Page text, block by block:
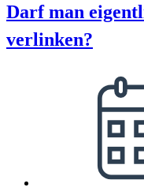
Darf man
verlinken?
veröffentlicht: